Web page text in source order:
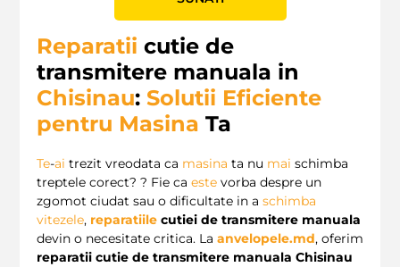
Reparatii cutie de
transmitere manuala in
Chisinau: Solutii Eficiente
pentru Masina Ta
Te-ai trezit vreodata ca masina ta nu mai schimba
treptele corect? ? Fie ca este vorba despre un
zgomot ciudat sau o dificultate in a schimba
vitezele, reparatiile cutiei de transmitere manuala
devin o necesitate critica. La anvelopele.md, oferim
reparatii cutie de transmitere manuala Chisinau